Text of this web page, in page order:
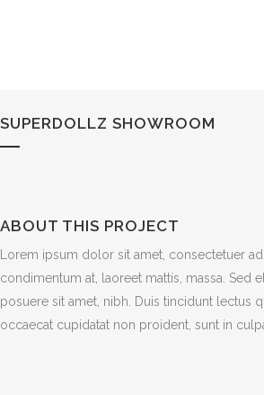
SUPERDOLLZ SHOWROOM
ABOUT THIS PROJECT
Lorem ipsum dolor sit amet, consectetuer
condimentum at, laoreet mattis, massa. Sed
posuere sit amet, nibh. Duis tincidunt lectus
occaecat cupidatat non proident, sunt in